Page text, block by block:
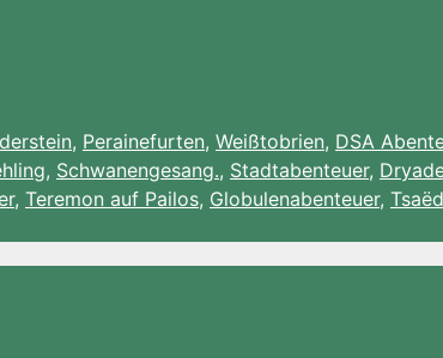
, Perainefurten, Weißtobrien, DSA
, Schwanengesang., Stadtabenteuer,
, Teremon auf Pailos, Globulenabenteuer,